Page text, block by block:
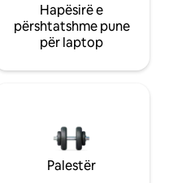
Hapësirë e
përshtatshme pune
për laptop
Palestër